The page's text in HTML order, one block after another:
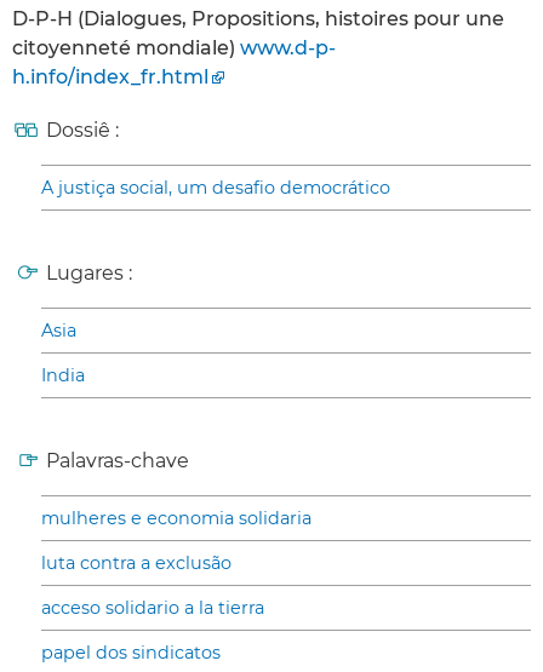
D-P-H (Dialogues, Propositions, histoires pour une
citoyenneté mondiale) www.d-p-
h.info/index_fr.html
Dossiê :
A justiça social, um desafio democrático
Lugares :
Asia
India
Palavras-chave
mulheres e economia solidaria
luta contra a exclusão
acceso solidario a la tierra
papel dos sindicatos